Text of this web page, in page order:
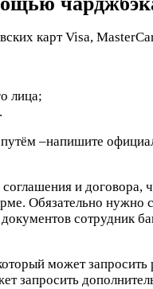
карт Visa,
лица;
–напишите
и
Обязательно
сотрудник
может
запросить